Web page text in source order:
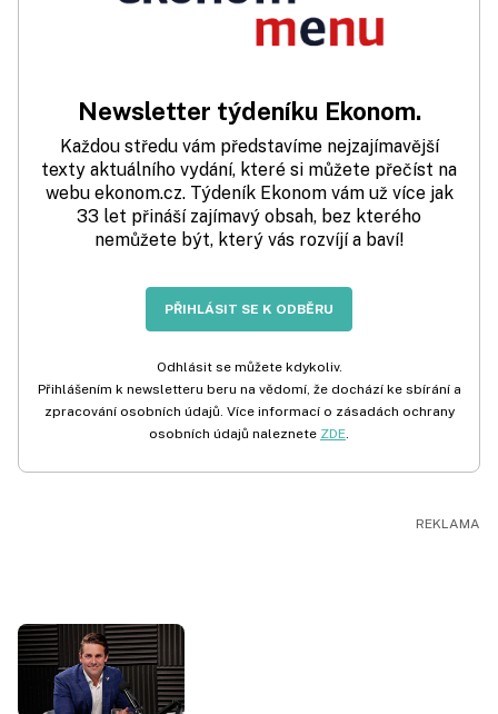
Newsletter týdeníku Ekonom.
Každou středu vám představíme nejzajímavější
texty aktuálního vydání, které si můžete přečíst na
webu ekonom.cz. Týdeník Ekonom vám už více jak
33 let přináší zajímavý obsah, bez kterého
nemůžete být, který vás rozvíjí a baví!
PŘIHLÁSIT SE K ODBĚRU
Odhlásit se můžete kdykoliv.
Přihlášením k newsletteru beru na vědomí, že dochází ke sbírání a
zpracování osobních údajů. Více informací o zásadách ochrany
osobních údajů naleznete ZDE.